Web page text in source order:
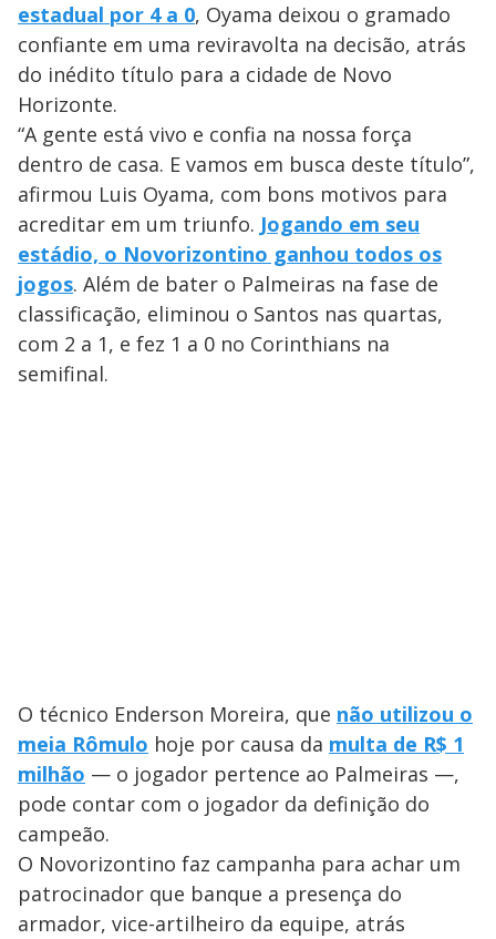
estadual por 4 a 0, Oyama deixou o gramado
confiante em uma reviravolta na decisão, atrás
do inédito título para a cidade de Novo
Horizonte.
“A gente está vivo e confia na nossa força
dentro de casa. E vamos em busca deste título”,
afirmou Luis Oyama, com bons motivos para
acreditar em um triunfo. Jogando em seu
estádio, o Novorizontino ganhou todos os
jogos. Além de bater o Palmeiras na fase de
classificação, eliminou o Santos nas quartas,
com 2 a 1, e fez 1 a 0 no Corinthians na
semifinal.
O técnico Enderson Moreira, que não utilizou o
meia Rômulo hoje por causa da multa de R$ 1
milhão — o jogador pertence ao Palmeiras —,
pode contar com o jogador da definição do
campeão.
O Novorizontino faz campanha para achar um
patrocinador que banque a presença do
armador, vice-artilheiro da equipe, atrás